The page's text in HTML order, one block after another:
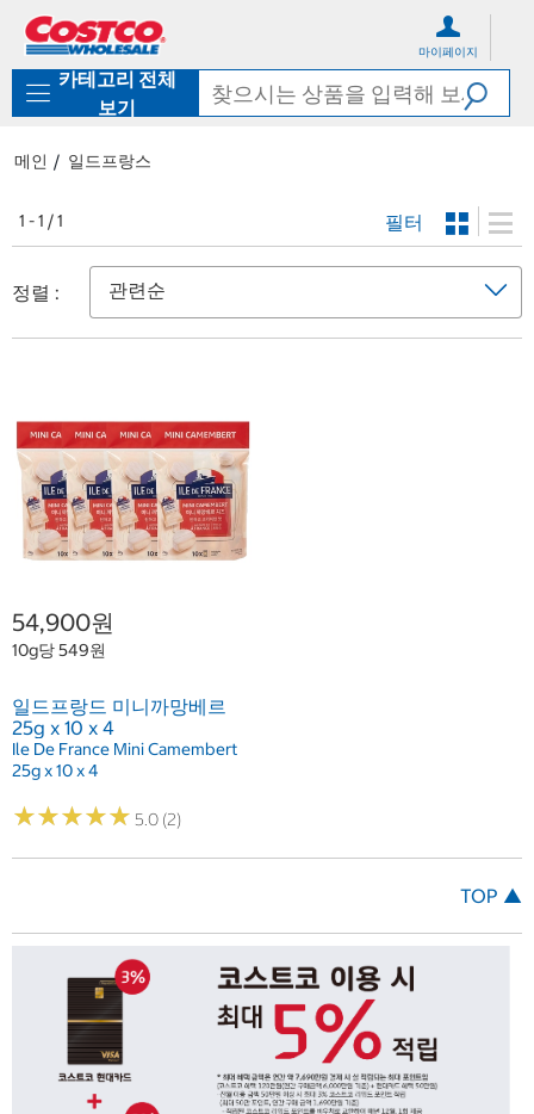
로
기
가
마이페이지
카테고리 전체
보기
메인 일드프랑스
1 - 1 / 1 필터
정렬 :
54,900원
10g당 549원
일드프랑드 미니까망베르
25g x 10 x 4
Ile De France Mini Camembert
25g x 10 x 4
★★★★★
★★★★★ 5.0 (2)
TOP ▲